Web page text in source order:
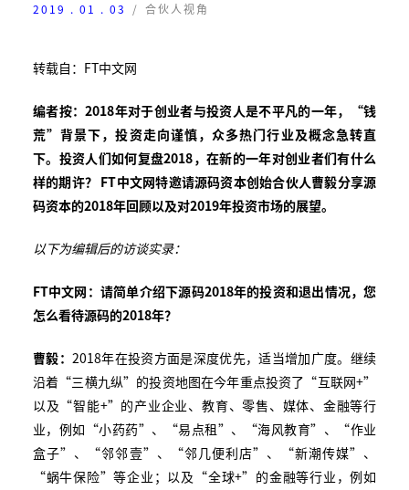
2019 . 01 . 03 / 合伙人视角
转载自：FT中文网
编者按：2018年对于创业者与投资人是不平凡的一年，“钱
荒”背景下，投资走向谨慎，众多热门行业及概念急转直
下。投资人们如何复盘2018，在新的一年对创业者们有什么
样的期许？ FT中文网特邀请源码资本创始合伙人曹毅分享源
码资本的2018年回顾以及对2019年投资市场的展望。
以下为编辑后的访谈实录：
FT中文网：请简单介绍下源码2018年的投资和退出情况，您
怎么看待源码的2018年？
曹毅： 2018年在投资方面是深度优先，适当增加广度。继续
沿着“三横九纵”的投资地图在今年重点投资了“互联网+”
以及“智能+”的产业企业、教育、零售、媒体、金融等行
业，例如“小药药”、“易点租”、“海风教育”、“作业
盒子”、“邻邻壹”、“邻几便利店”、“新潮传媒”、
“蜗牛保险”等企业；以及“全球+”的金融等行业，例如